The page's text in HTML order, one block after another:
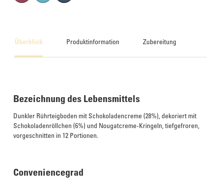
Überblick Produktinformation Zubereitung
Bezeichnung des Lebensmittels
Dunkler Rührteigboden mit Schokoladencreme (28%), dekoriert mit
Schokoladenröllchen (6%) und Nougatcreme-Kringeln, tiefgefroren,
vorgeschnitten in 12 Portionen.
Conveniencegrad